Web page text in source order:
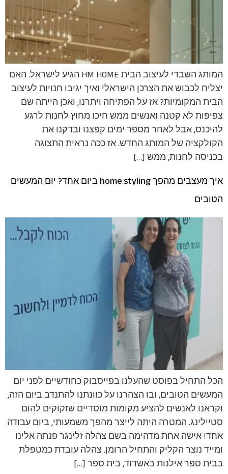
המותג השבדי לעיצוב הבית HM HOME הגיע לישראל. האם
יצליח לכבוש את הצרכן הישראלי ואיך יגיבו חנויות לעיצוב
הבית המקומיות? אז על הפתיחה ויתרנו, ואכן הייתה שם
צפיפות לא קטנה ואנשים ממש חיכו מחוץ לחנות לרגע
להיכנס, אבל לאחר מספר ימים קפצנו ובדקנו את
הקולקציה של המותג החדש. אז ככה נראית התצוגה
בכניסה לחנות, ממש […]
איך מעצבים מהפך home styling ביום אחד? יום המעשים
הטובים
הכל התחיל בפוסט שהעלנו בפייסבוק כחודשיים לפני יום
המעשים הטובים, ובו הצהרנו על כוונתנו להתנדב ביום הזה,
וקראנו לאנשים להציע מקומות מוסדיים שזקוקים להום
סטיילינג. המטרה היתה לייצר מהפך משמעותי, ביום עבודה
אחד! אישה אחת מדהימה בשם צהלה זלינגר פנתה אלינו
ומייד נוצר הקליק והתחיל הרומן. צהלה עובדת כמטפלת
בבית ספר אילנות באשדוד, בית ספר […]